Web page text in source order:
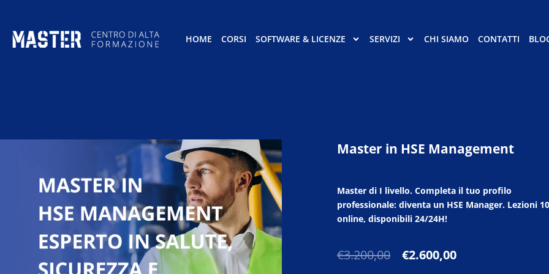
HOME CORSI SOFTWARE & LICENZE SERVIZI CHI SIAMO CONTATTI
Master in HSE Management
Master di I livello. Completa il tuo profilo
professionale: diventa un HSE Manager. Lezioni
online, disponibili 24/24H!
€3.200,00
Il
€2.600,00Il